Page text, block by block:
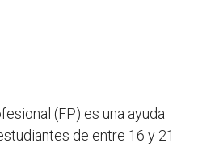
(FP) es una ayuda
de entre 16 y 21